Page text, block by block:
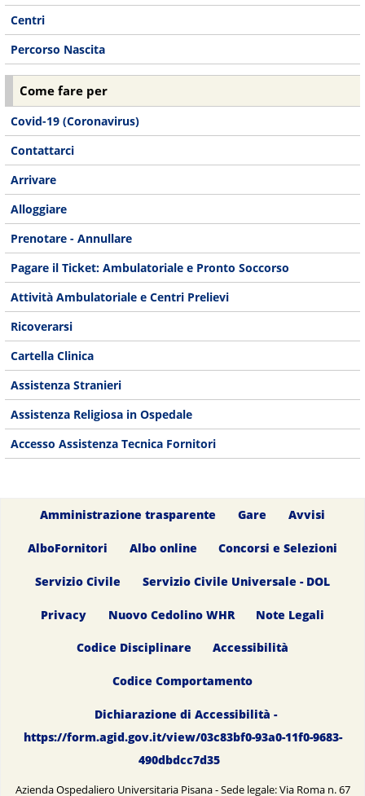
Centri
Percorso Nascita
Come fare per
Covid-19 (Coronavirus)
Contattarci
Arrivare
Alloggiare
Prenotare - Annullare
Pagare il Ticket: Ambulatoriale e Pronto Soccorso
Attività Ambulatoriale e Centri Prelievi
Ricoverarsi
Cartella Clinica
Assistenza Stranieri
Assistenza Religiosa in Ospedale
Accesso Assistenza Tecnica Fornitori
Amministrazione trasparente Gare Avvisi
AlboFornitori Albo online Concorsi e Selezioni
Servizio Civile Servizio Civile Universale - DOL
Privacy Nuovo Cedolino WHR Note Legali
Codice Disciplinare Accessibilità
Codice Comportamento
Dichiarazione di Accessibilità -
https://form.agid.gov.it/view/03c83bf0-93a0-11f0-9683-
490dbdcc7d35
Azienda Ospedaliero Universitaria Pisana - Sede legale: Via Roma n. 67